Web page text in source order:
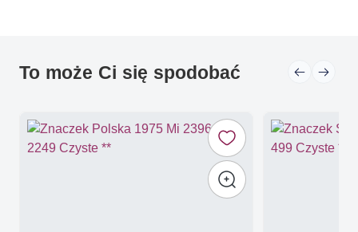
To może Ci się spodobać